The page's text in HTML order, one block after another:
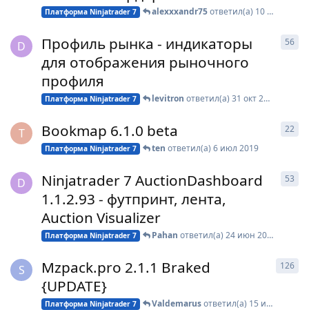
Платформа Ninjatrader 7 alexxxandr75ответил(а) 10 ноя 2019
D
Профиль рынка - индикаторы
для отображения рыночного
профиля
Платформа Ninjatrader 7 levitron ответил(а)31 окт 2019
56
T Bookmap 6.1.0 beta
Платформа Ninjatrader 7 ten ответил(а)6 июл 2019
22
D
Ninjatrader 7 AuctionDashboard
1.1.2.93 - футпринт, лента,
Auction Visualizer
Платформа Ninjatrader 7 Pahan ответил(а)24 июн 2019
53
S
Mzpack.pro 2.1.1 Braked
{UPDATE}
Платформа Ninjatrader 7 Valdemarusответил(а) 15 июн 2019
126